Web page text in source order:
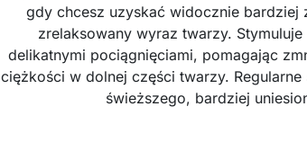
gdy chcesz uzyskać widocznie
zrelaksowany wyraz twarzy.
delikatnymi pociągnięciami, pomagając
ciężkości w dolnej części twarzy.
świeższego, bardziej